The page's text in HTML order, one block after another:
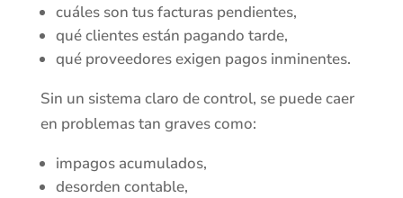
cuáles son tus facturas pendientes,
qué clientes están pagando tarde,
qué proveedores exigen pagos inminentes.
Sin un sistema claro de control, se puede caer
en problemas tan graves como:
impagos acumulados,
desorden contable,